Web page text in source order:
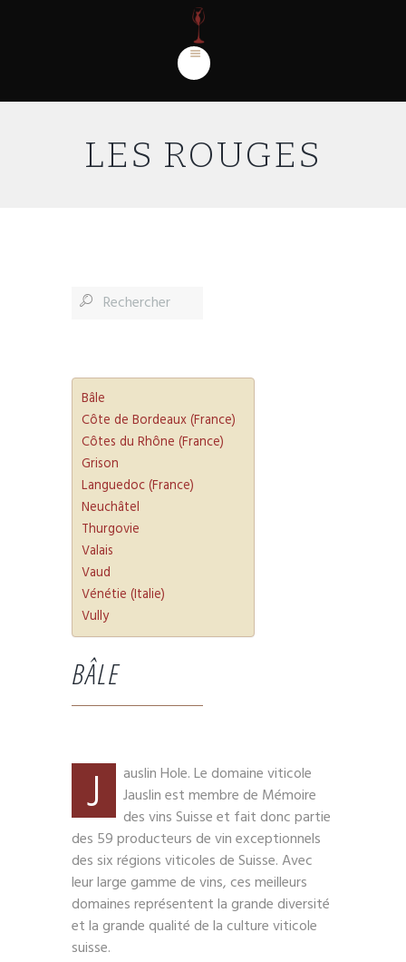
LES ROUGES
Bâle
Côte de Bordeaux (France)
Côtes du Rhône (France)
Grison
Languedoc (France)
Neuchâtel
Thurgovie
Valais
Vaud
Vénétie (Italie)
Vully
BÂLE
J
auslin Hole. Le domaine viticole
Jauslin est membre de Mémoire
des vins Suisse et fait donc partie
des 59 producteurs de vin exceptionnels
des six régions viticoles de Suisse. Avec
leur large gamme de vins, ces meilleurs
domaines représentent la grande diversité
et la grande qualité de la culture viticole
suisse.